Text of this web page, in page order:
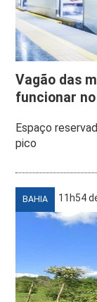
Vagão das
funcionar
Espaço
pico
BAHIA 11h54